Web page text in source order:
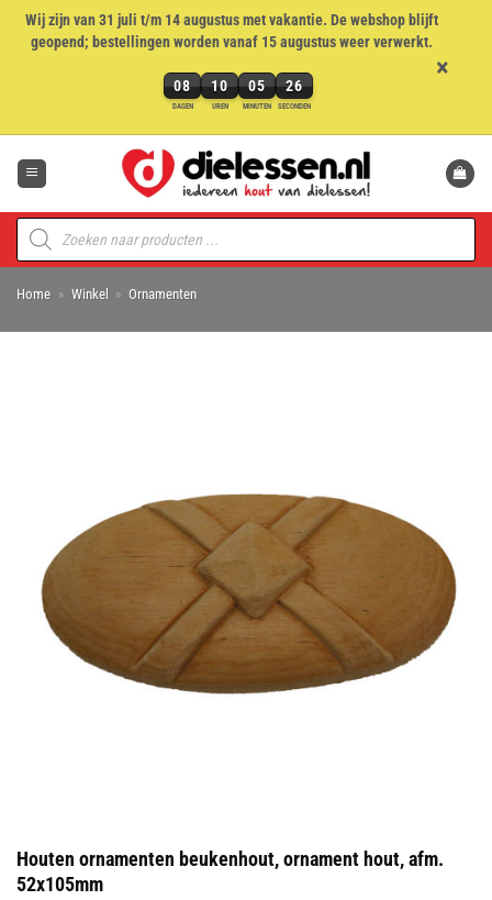
Wij zijn van 31 juli t/m 14 augustus met vakantie. De webshop blijft
geopend; bestellingen worden vanaf 15 augustus weer verwerkt.
08
DAGEN
10
UREN
05
MINUTEN
25
SECONDEN
8
10
uren,
5
minuten
en
×
naar
inhoud
Producten
zoeken
Home » Winkel » Ornamenten
Houten ornamenten beukenhout, ornament hout, afm.
52x105mm